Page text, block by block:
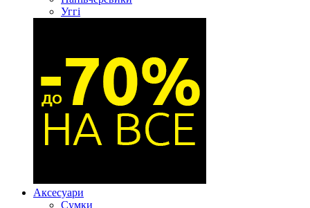
Уггі
Аксесуари
Сумки